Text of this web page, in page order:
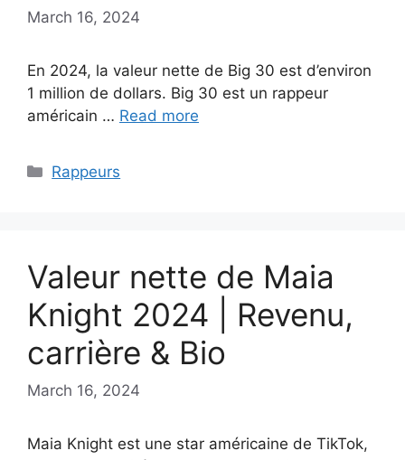
March 16, 2024
En 2024, la valeur nette de Big 30 est d’environ
1 million de dollars. Big 30 est un rappeur
américain … Read more
Categories
Rappeurs
Valeur nette de Maia
Knight 2024 | Revenu,
carrière & Bio
March 16, 2024
Maia Knight est une star américaine de TikTok,